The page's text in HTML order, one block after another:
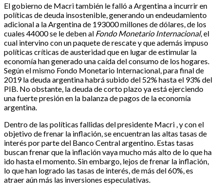
El gobierno de Macri también le falló a Argentina a incurrir en
políticas de deuda insostenible, generando un endeudamiento
adicional a la Argentina de 193000 millones de dólares, de los
cuales 44000 se le deben al Fondo Monetario Internacional, el
cual intervino con un paquete de rescate y que además impuso
políticas críticas de austeridad que en lugar de estimular la
economía han generado una caída del consumo de los hogares.
Según el mismo Fondo Monetario Internacional, para final de
2019 la deuda argentina habrá subido del 52% hasta el 93% del
PIB. No obstante, la deuda de corto plazo ya está ejerciendo
una fuerte presión en la balanza de pagos de la economía
argentina.
Dentro de las políticas fallidas del presidente Macri , y con el
objetivo de frenar la inflación, se encuentran las altas tasas de
interés por parte del Banco Central argentino. Estas tasas
buscan frenar que la inflación vaya mucho más alto de lo que ha
ido hasta el momento. Sin embargo, lejos de frenar la inflación,
lo que han logrado las tasas de interés, de más del 60%, es
atraer aún más las inversiones especulativas.